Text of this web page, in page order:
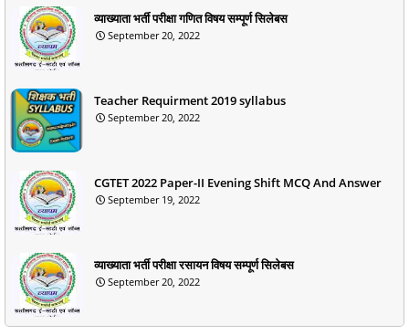
व्याख्याता भर्ती परीक्षा गणित विषय सम्पूर्ण सिलेबस
September 20, 2022
Teacher Requirment 2019 syllabus
September 20, 2022
CGTET 2022 Paper-II Evening Shift MCQ And Answer
September 19, 2022
व्याख्याता भर्ती परीक्षा रसायन विषय सम्पूर्ण सिलेबस
September 20, 2022